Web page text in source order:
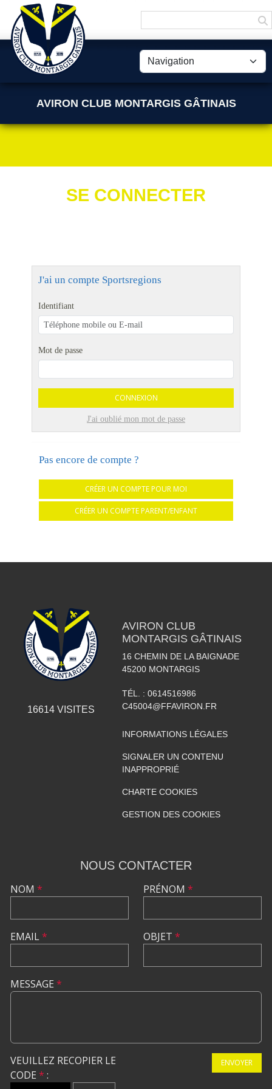
AVIRON CLUB MONTARGIS GÂTINAIS
SE CONNECTER
J'ai un compte Sportsregions
Identifiant
Mot de passe
CONNEXION
J'ai oublié mon mot de passe
Pas encore de compte ?
CRÉER UN COMPTE POUR MOI
CRÉER UN COMPTE PARENT/ENFANT
16614VISITES
AVIRON CLUB
MONTARGIS GÂTINAIS
16 CHEMIN DE LA BAIGNADE
45200 MONTARGIS
TÉL. : 0614516986
C45004@FFAVIRON.FR
INFORMATIONS LÉGALES
SIGNALER UN CONTENU
INAPPROPRIÉ
CHARTE COOKIES
GESTION DES COOKIES
NOUS CONTACTER
NOM *
EMAIL*
PRÉNOM *
OBJET *
MESSAGE *
VEUILLEZ RECOPIER LE
CODE * :
ENVOYER
Panneau de gestion des cookies